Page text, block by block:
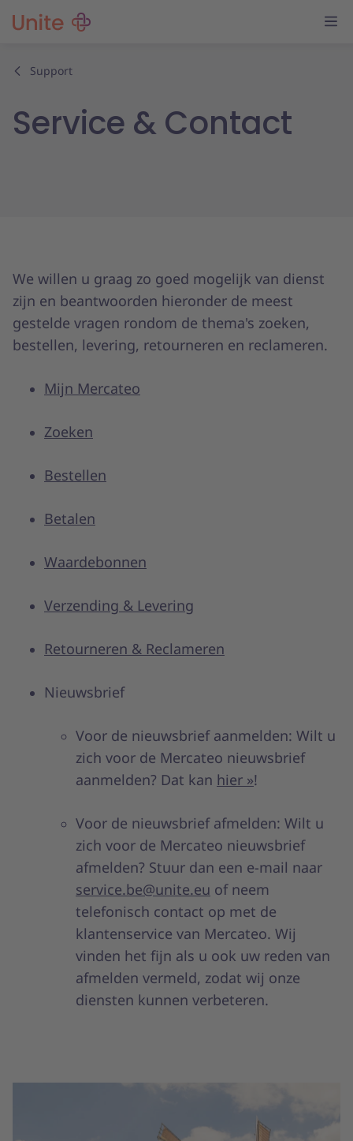
Support
Service & Contact
We willen u graag zo goed mogelijk van dienst
zijn en beantwoorden hieronder de meest
gestelde vragen rondom de thema's zoeken,
bestellen, levering, retourneren en reclameren.
Mijn Mercateo
Zoeken
Bestellen
Betalen
Waardebonnen
Verzending & Levering
Retourneren & Reclameren
Nieuwsbrief
Voor de nieuwsbrief aanmelden: Wilt u
zich voor de Mercateo nieuwsbrief
aanmelden? Dat kan hier »!
Voor de nieuwsbrief afmelden: Wilt u
zich voor de Mercateo nieuwsbrief
afmelden? Stuur dan een e-mail naar
service.be@unite.eu of neem
telefonisch contact op met de
klantenservice van Mercateo. Wij
vinden het fijn als u ook uw reden van
afmelden vermeld, zodat wij onze
diensten kunnen verbeteren.